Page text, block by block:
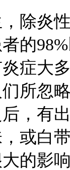
炎性
的
症大
所忽
，有
或白
的影